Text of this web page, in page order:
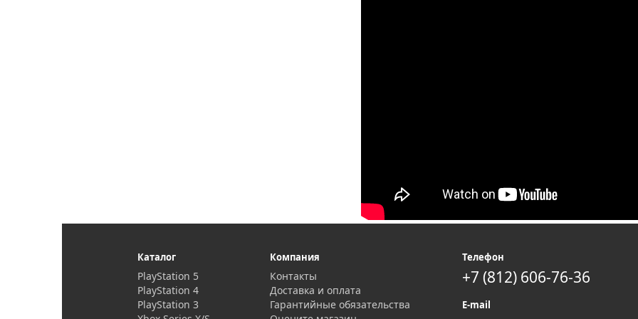
Каталог
PlayStation 5
PlayStation 4
PlayStation 3
Компания
Контакты
Доставка и оплата
Гарантийные обязательства
Телефон
+7 (812) 606-76-36
E-mail